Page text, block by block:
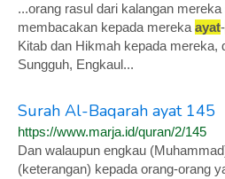
...orang rasul dari kalangan
membacakan kepada mereka ayat-
Kitab dan Hikmah kepada mereka,
Sungguh, Engkaul...
Surah Al-Baqarah ayat 145
https://www.marja.id/quran/2/145
Dan walaupun engkau
(keterangan) kepada orang-orang